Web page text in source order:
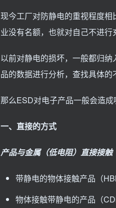
现今工厂对防静电的重视程度
业没有名额，也就对自己不进行
以前对静电的损坏，一般都归
品的数据进行分析，查找具体的
那么ESD对电子产品一般会造成
一、直接的方式
产品与金属（低电阻）直接接触
带静电的物体接触产品（
物体接触带静电的产品（